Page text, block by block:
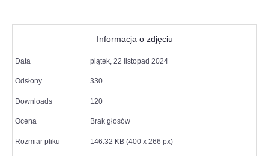
Informacja o zdjęciu
Data piątek, 22 listopad 2024
Odsłony 330
Downloads 120
Ocena Brak głosów
Rozmiar pliku 146.32 KB (400 x 266 px)